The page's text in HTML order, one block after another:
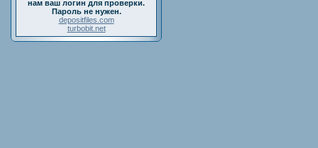
нам ваш логин для проверки.
Пароль не нужен.
depositfiles.com
turbobit.net